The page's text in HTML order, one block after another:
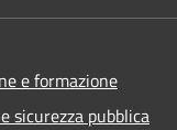
e formazione
sicurezza pubblica